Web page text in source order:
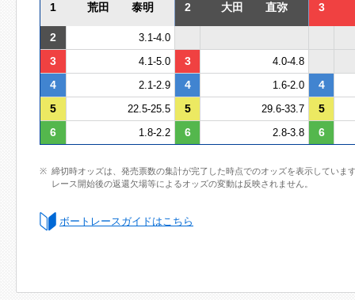
1 荒田 泰明 2 大田 直弥 3
2 3.1-4.0
3 4.1-5.0 3 4.0-4.8
4 2.1-2.9 4 1.6-2.0
4
5
22.5-25.5 5 29.6-33.7
5
6
1.8-2.2 6 2.8-3.8 6
締切時オッズは、発売票数の集計が完了した時点でのオッズを表示していま
レース開始後の返還欠場等によるオッズの変動は反映されません。
ボートレースガイドはこちら